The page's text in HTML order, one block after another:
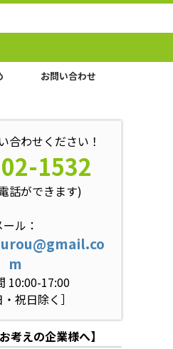
お問い合わせ
合わせください！
1532
話ができます)
ール：
m
10:00-17:00
・祝日除く］
考えの企業様へ】